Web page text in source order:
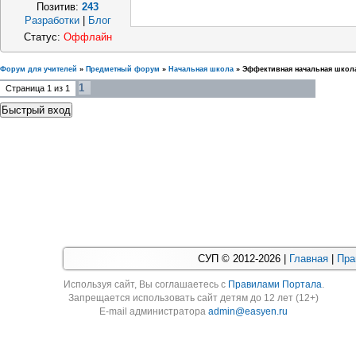
Позитив:243
Разработки
Блог
Статус: Оффлайн
Форум для учителей » Предметный форум » Начальная школа » Эффективная начальная
Страница 1 из 1 1
СУП © 2012-2026 | Главная
Используя cайт, Вы соглашаетесь с Правилами Портала.
Запрещается использовать сайт детям до 12 лет (12+)
E-mail администратораadmin@easyen.ru